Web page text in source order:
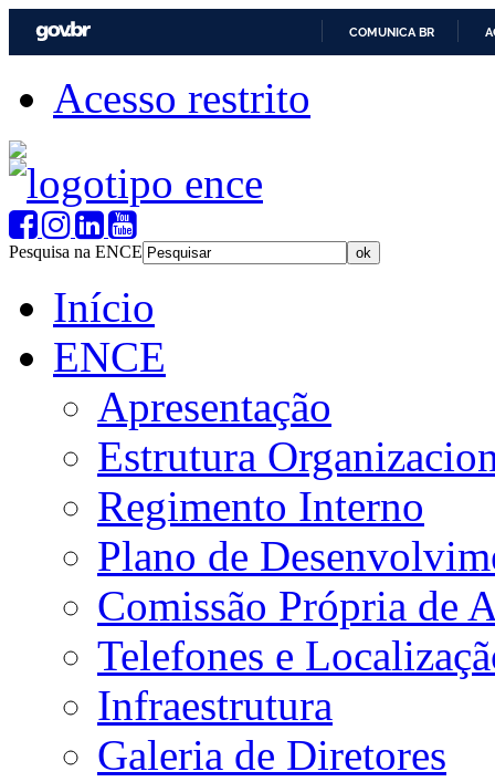
COMUNICA BR
Acesso restrito
Pesquisa na ENCE
Início
ENCE
Apresentação
Estrutura
Regimento Interno
Plano de
Comissão Própria de
Telefones e
Infraestrutura
Galeria de Diretores